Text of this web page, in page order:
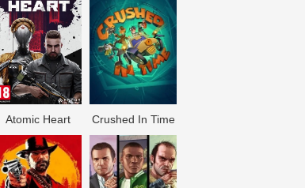
Atomic Heart Crushed In Time